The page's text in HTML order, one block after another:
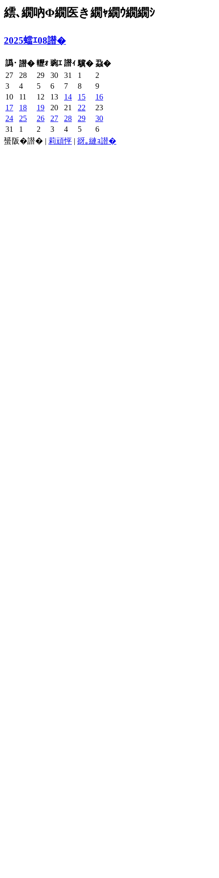
繧､繝吶Φ繝医き繝ｬ繝ｳ繝繝ｼ
2025蟷ｴ08譛�
譌･ 譛� 轣ｫ 豌ｴ 譛ｨ 驥� 蝨�
27
28 29 30 31 1
2
3
4 5 6 7 8
9
10
11 12 13 14 15
16
17
18 19 20 21 22
23
24
25 26 27 28 29
30
31
1 2 3 4 5
6
蜑阪�譛� | 莉頑怦 | 谺｡縺ｮ譛�